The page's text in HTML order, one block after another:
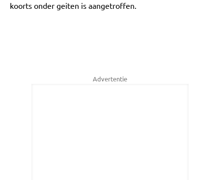
koorts onder geiten is aangetroffen.
Advertentie